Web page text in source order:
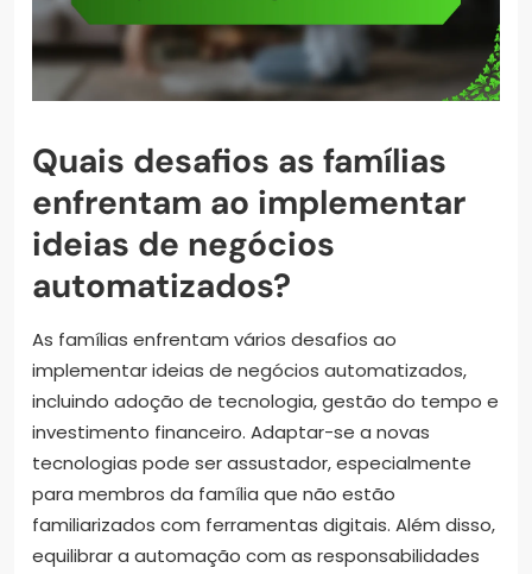
Quais desafios as famílias
enfrentam ao implementar
ideias de negócios
automatizados?
As famílias enfrentam vários desafios ao
implementar ideias de negócios automatizados,
incluindo adoção de tecnologia, gestão do tempo e
investimento financeiro. Adaptar-se a novas
tecnologias pode ser assustador, especialmente
para membros da família que não estão
familiarizados com ferramentas digitais. Além disso,
equilibrar a automação com as responsabilidades